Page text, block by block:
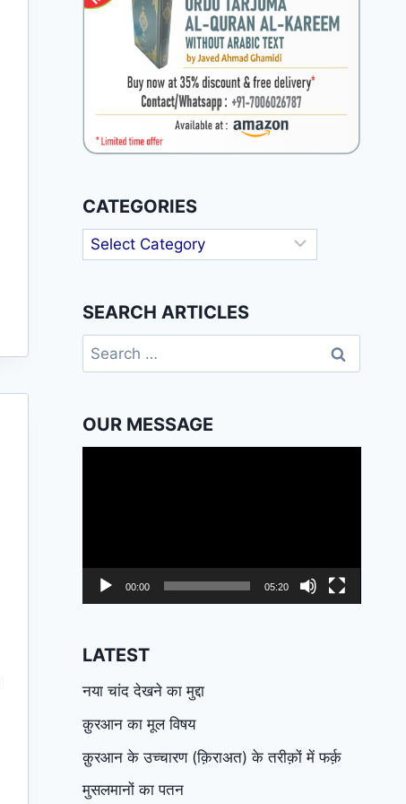
CATEGORIES
Categories
SEARCH ARTICLES
Search
for:
OUR MESSAGE
00:00 05:20
LATEST
नया चांद देखने का मुद्दा
क़ुरआन का मूल विषय
क़ुरआन के उच्चारण (क़िराअत) के तरीक़ों में फर्क़
मुसलमानों का पतन